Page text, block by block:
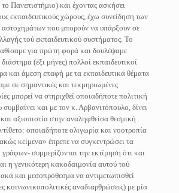
Πανεπιστήμιο) και έχοντας ασκήσει
εκπαιδευτικούς χώρους, έχω συνείδηση των
που μπορούν να υπάρξουν σε
τού εκπαιδευτικού συστήματος. Το
για πρώτη φορά και δουλέψαμε
(έξι μήνες) πολλοί εκπαιδευτικοί
και άμεση επαφή με τα εκπαιδευτικά θέματα
σε σημαντικές και τεκμηριωμένες
μπορεί να στηριχθεί οποιαδήποτε πολιτική
και με τον κ. Αρβανιτόπουλο, δίνει
αξιοπιστία στην αναληφθείσα θεσμική
οποιαδήποτε ολιγωρία και νοοτροπία
κείμενα» έπρεπε να συγκεντρώσει τα
συμμερίζονται την εκτίμηση ότι και
η γενικότερη κακοδαιμονία αυτού τού
και μεσοπρόθεσμα να αντιμετωπισθεί
κοινωνικοπολιτικές αναδιαρθρώσεις) με μία